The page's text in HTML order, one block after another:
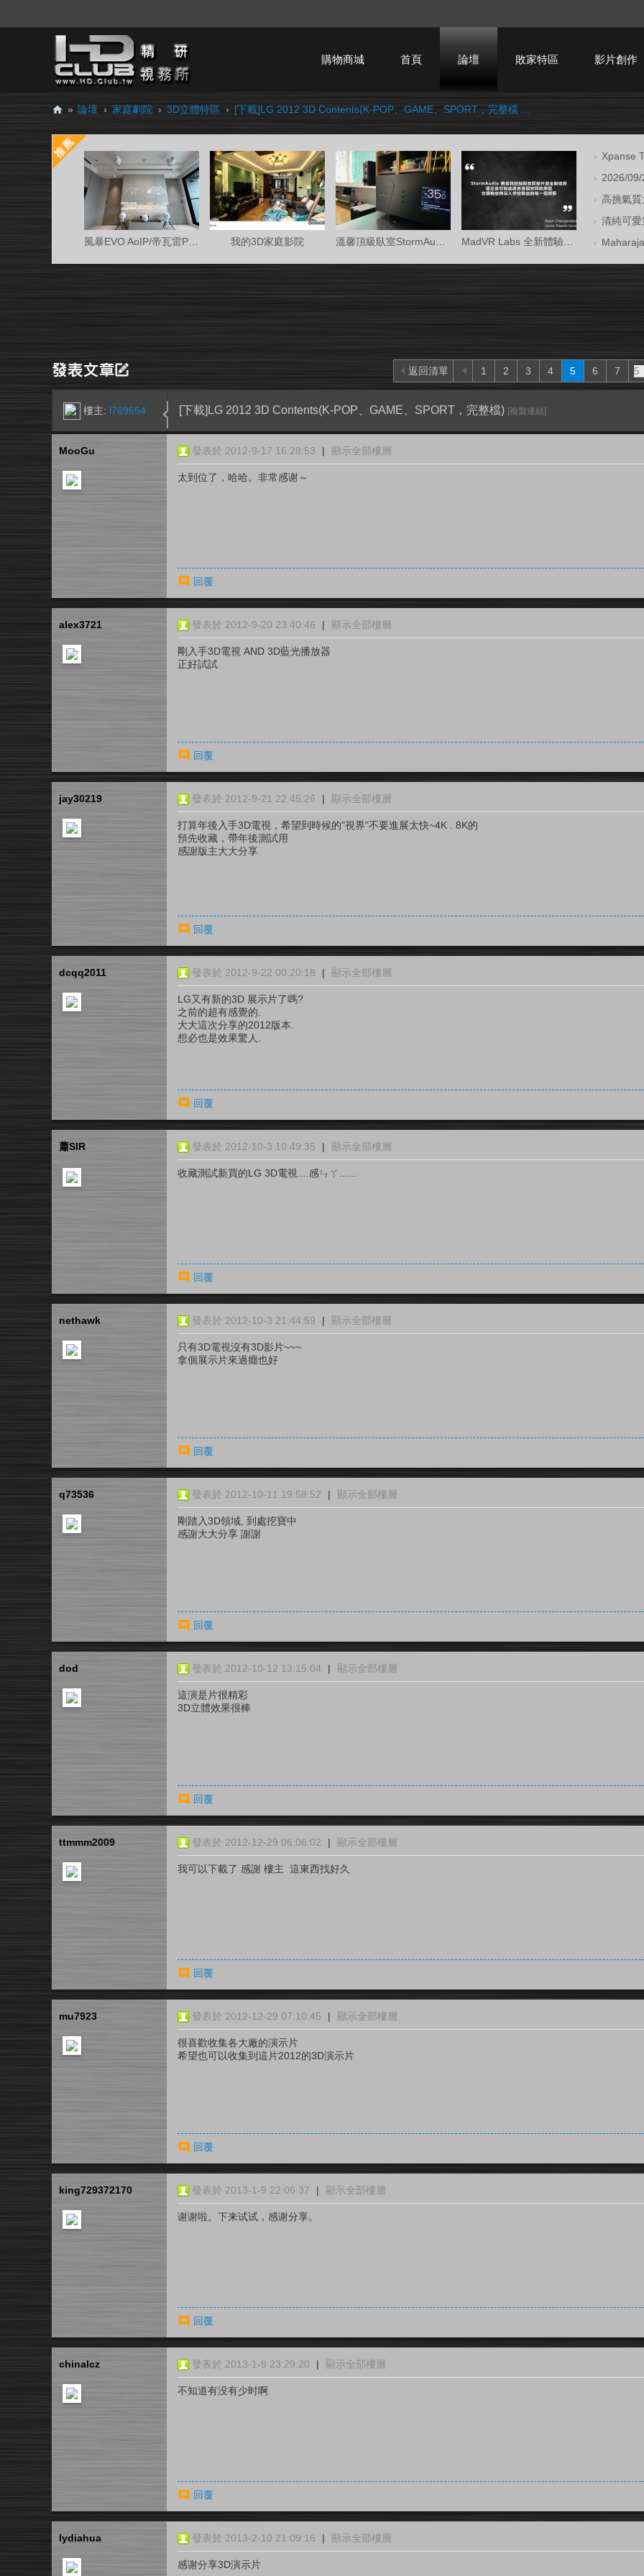
購物商城 首頁 論壇 敗家特區 影片創作
D.
Cl
» 論壇 › 家庭劇院 › 3D立體特區 › [下載]LG 2012 3D Contents(K-POP、GAME、SPORT，完整檔 ...
我的3D家庭影院
Xpanse
2026/
高挑氣
清純可
1 2 3 4 5 6 7
返回清單
樓主: l769654 [下載]LG 2012 3D Contents(K-POP、GAME、SPORT，完整檔) [複製連結]
MooGu 發表於 2012-9-17 16:28:53 | 顯示全部樓層
太到位了，哈哈。非常感谢～
回覆
alex3721 發表於 2012-9-20 23:40:46 | 顯示全部樓層
剛入手3D電視 AND 3D藍光播放器
正好試試
回覆
jay30219 發表於 2012-9-21 22:45:26 | 顯示全部樓層
打算年後入手3D電視，希望到時候的"視界"不要進展太快~4K . 8K的
預先收藏，帶年後測試用
感謝版主大大分享
回覆
dcqq2011 發表於 2012-9-22 00:20:18 | 顯示全部樓層
LG又有新的3D 展示片了嗎?
之前的超有感覺的.
大大這次分享的2012版本.
想必也是效果驚人.
回覆
蕭SIR 發表於 2012-10-3 10:49:35 | 顯示全部樓層
收藏測試新買的LG 3D電視....感ㄣㄚ......
回覆
nethawk 發表於 2012-10-3 21:44:59 | 顯示全部樓層
只有3D電視沒有3D影片~~~
拿個展示片來過癮也好
回覆
q73536 發表於 2012-10-11 19:58:52 | 顯示全部樓層
剛踏入3D領域, 到處挖寶中
感謝大大分享 謝謝
回覆
dod 發表於 2012-10-12 13:15:04 | 顯示全部樓層
這演是片很精彩
3D立體效果很棒
回覆
ttmmm2009 發表於 2012-12-29 06:06:02 | 顯示全部樓層
我可以下載了 感謝 樓主 這東西找好久
回覆
mu7923 發表於 2012-12-29 07:10:45 | 顯示全部樓層
很喜歡收集各大廠的演示片
希望也可以收集到這片2012的3D演示片
回覆
king729372170 發表於 2013-1-9 22:06:37 | 顯示全部樓層
谢谢啦。下来试试，感谢分享。
回覆
chinalcz 發表於 2013-1-9 23:29:20 | 顯示全部樓層
不知道有没有少时啊
回覆
lydiahua 發表於 2013-2-10 21:09:16 | 顯示全部樓層
感谢分享3D演示片